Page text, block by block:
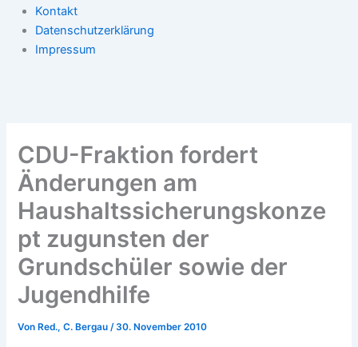
Kontakt
Datenschutzerklärung
Impressum
CDU-Fraktion fordert
Änderungen am
Haushaltssicherungskonze
pt zugunsten der
Grundschüler sowie der
Jugendhilfe
Von Red., C. Bergau/30. November 2010